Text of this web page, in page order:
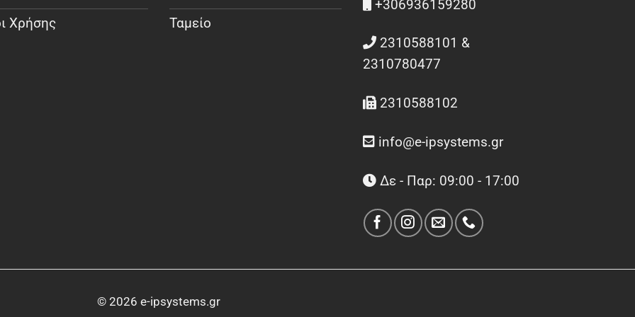
Χρήσης Ταμείο
+306936159280
2310588101 &
2310780477
2310588102
info@e-ipsystems.gr
Δε - Παρ: 09:00 - 17:00
© 2026 e-ipsystems.gr